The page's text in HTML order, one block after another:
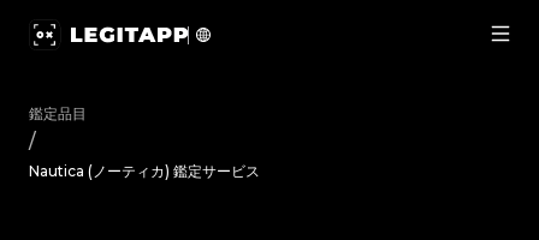
鑑定品目
/
Nautica (ノーティカ) 鑑定サービス